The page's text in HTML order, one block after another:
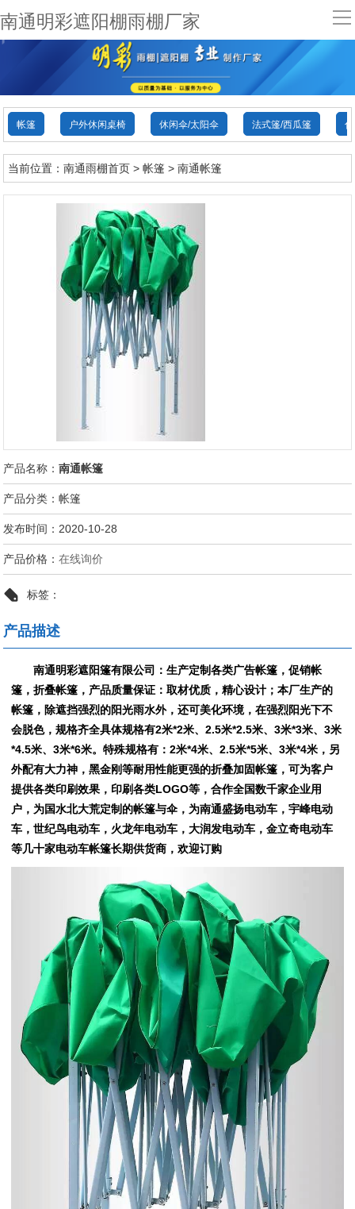
导
南通明彩遮阳棚雨棚厂家
首页
关于明彩
明彩动态
产品中心
工程案例
新品供应
联系明彩
帐篷 户外休闲桌椅 休闲伞/太阳伞 法式篷/西瓜篷
当前位置：南通雨棚首页 > 帐篷 > 南通帐篷
产品名称：南通帐篷
产品分类：帐篷
发布时间：2020-10-28
产品价格：在线询价
标签：
产品描述
南通明彩遮阳篷有限公司：生产定制各类广告帐篷，促销帐
篷，折叠帐篷，产品质量保证：取材优质，精心设计；本厂生产的
帐篷，除遮挡强烈的阳光雨水外，还可美化环境，在强烈阳光下不
会脱色，规格齐全具体规格有2米*2米、2.5米*2.5米、3米*3米、3米
*4.5米、3米*6米。特殊规格有：2米*4米、2.5米*5米、3米*4米，另
外配有大力神，黑金刚等耐用性能更强的折叠加固帐篷，可为客户
提供各类印刷效果，印刷各类LOGO等，合作全国数千家企业用
户，为国水北大荒定制的帐篷与伞，为南通盛扬电动车，宇峰电动
车，世纪鸟电动车，火龙年电动车，大润发电动车，金立奇电动车
等几十家电动车帐篷长期供货商，欢迎订购